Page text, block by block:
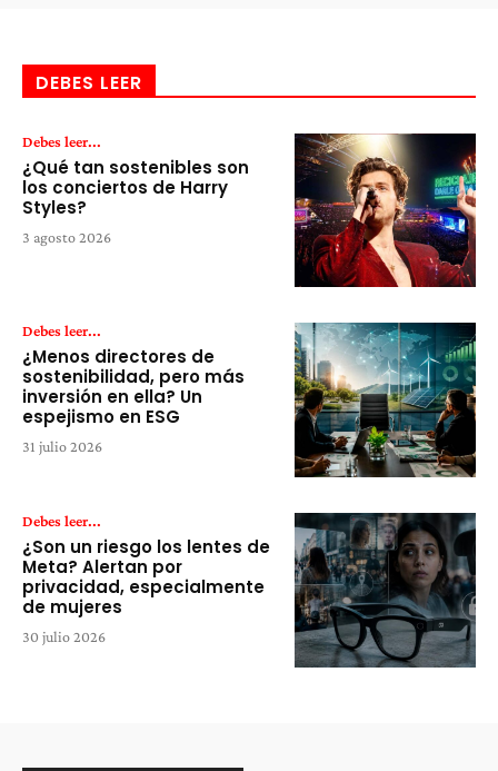
DEBES LEER
Debes leer...
¿Qué tan sostenibles son
los conciertos de Harry
Styles?
3 agosto 2026
Debes leer...
¿Menos directores de
sostenibilidad, pero más
inversión en ella? Un
espejismo en ESG
31 julio 2026
Debes leer...
¿Son un riesgo los lentes de
Meta? Alertan por
privacidad, especialmente
de mujeres
30 julio 2026